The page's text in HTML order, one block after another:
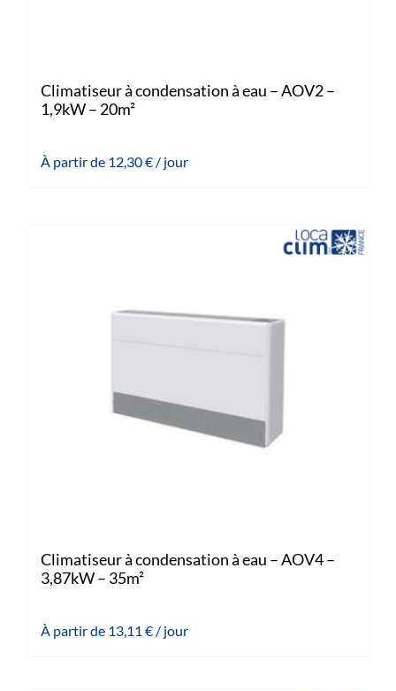
Climatiseur à condensation à eau – AOV2 –
1,9kW – 20m²
À partir de 12,30€/ jour
Climatiseur à condensation à eau – AOV4 –
3,87kW – 35m²
À partir de 13,11 €/ jour